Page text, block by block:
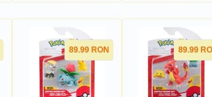
89.99 RON 89.99